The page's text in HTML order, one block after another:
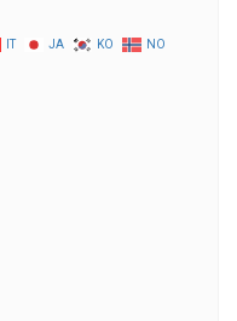
IT JA KO NO